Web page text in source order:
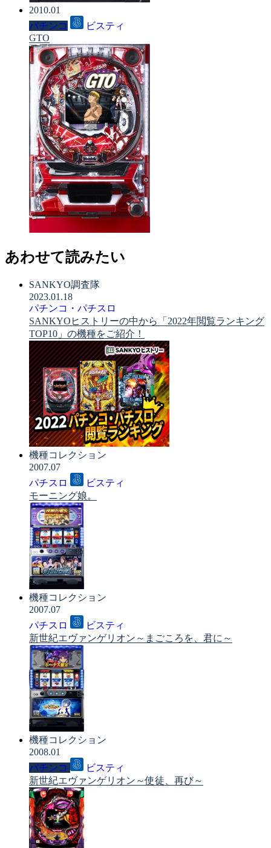
2010.01
パチンコ
ビスティ
GTO
あわせて読みたい
SANKYO調査隊
2023.01.18
パチンコ・パチスロ
SANKYOヒストリーの中から「2022年閲覧ランキング
TOP10」の機種をご紹介！
機種コレクション
2007.07
パチスロ
ビスティ
モーニング娘。
機種コレクション
2007.07
パチスロ
ビスティ
新世紀エヴァンゲリオン～まごころを、君に～
機種コレクション
2008.01
パチンコ
ビスティ
新世紀エヴァンゲリオン～使徒、再び～